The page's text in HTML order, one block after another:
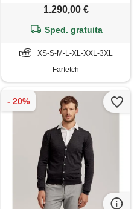
1.290,00 €
Sped. gratuita
XS-S-M-L-XL-XXL-3XL
Farfetch